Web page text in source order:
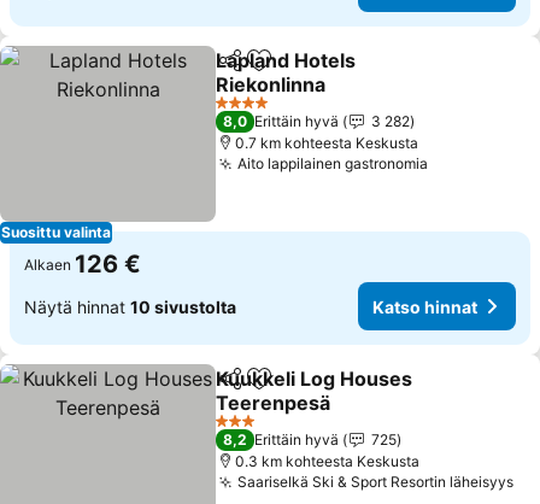
Suosittu valinta
Jaa Lisää suosikkeihin
Lapland Hotels
Riekonlinna
Katso hinnat
4 Tähtiluokitus
8,0 Erittäin hyvä
3 282
0.7 km kohteesta Keskusta
Aito lappilainen gastronomia
Alkaen 126 €
Näytä hinnat 10 sivustolta Katso hinnat
Jaa Lisää suosikkeihin
Kuukkeli Log Houses
Teerenpesä
Katso hinnat
3 Tähtiluokitus
8,2 Erittäin hyvä
725
0.3 km kohteesta Keskusta
Saariselkä Ski & Sport Resortin läheisyys